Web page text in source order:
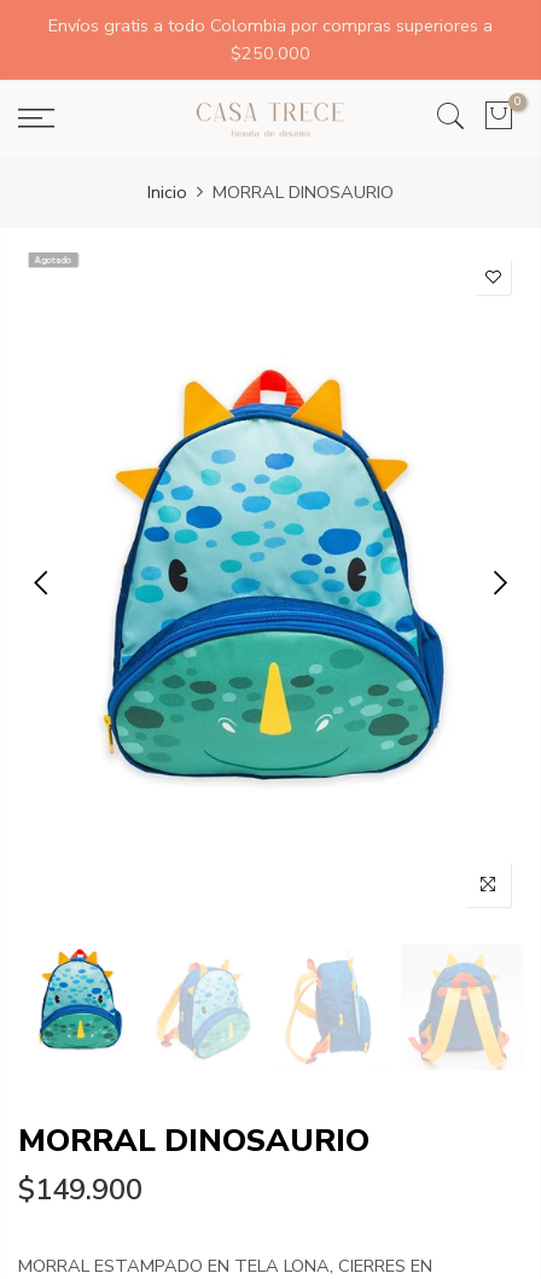
Envíos gratis a todo Colombia por compras superiores a
$250.000
0
Inicio MORRAL DINOSAURIO
Agotado
MORRAL DINOSAURIO
$149.900
MORRAL ESTAMPADO EN TELA LONA, CIERRES EN